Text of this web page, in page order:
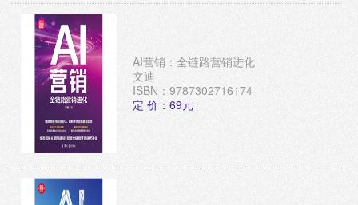
AI营销：全链路营销进化
文迪
ISBN：9787302716174
定 价：69元